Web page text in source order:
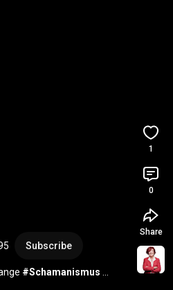
Subscribe
#Schamanismus
1
0
Share